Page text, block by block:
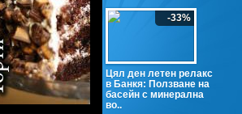
-33%
Цял ден летен релакс
в Банкя: Ползване на
басейн с минерална
во..